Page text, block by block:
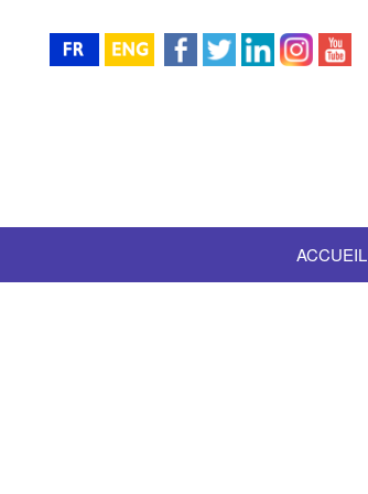
ACCUEIL